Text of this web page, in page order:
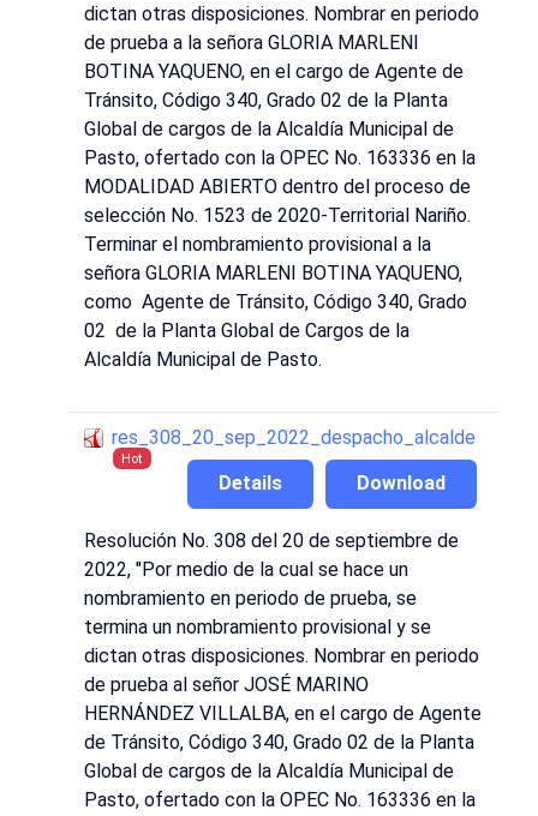
dictan otras disposiciones. Nombrar en periodo
de prueba a la señora GLORIA MARLENI
BOTINA YAQUENO, en el cargo de Agente de
Tránsito, Código 340, Grado 02 de la Planta
Global de cargos de la Alcaldía Municipal de
Pasto, ofertado con la OPEC No. 163336 en la
MODALIDAD ABIERTO dentro del proceso de
selección No. 1523 de 2020-Territorial Nariño.
Terminar el nombramiento provisional a la
señora GLORIA MARLENI BOTINA YAQUENO,
como Agente de Tránsito, Código 340, Grado
02 de la Planta Global de Cargos de la
Alcaldía Municipal de Pasto.
res_308_20_sep_2022_despacho_alcalde
Hot
Download
Details
Resolución No. 308 del 20 de septiembre de
2022, "Por medio de la cual se hace un
nombramiento en periodo de prueba, se
termina un nombramiento provisional y se
dictan otras disposiciones. Nombrar en periodo
de prueba al señor JOSÉ MARINO
HERNÁNDEZ VILLALBA, en el cargo de Agente
de Tránsito, Código 340, Grado 02 de la Planta
Global de cargos de la Alcaldía Municipal de
Pasto, ofertado con la OPEC No. 163336 en la